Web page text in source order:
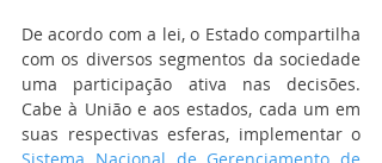
De acordo com a lei, o Estado compartilha
com os diversos segmentos da sociedade
uma participação ativa nas decisões.
Cabe à União e aos estados, cada um em